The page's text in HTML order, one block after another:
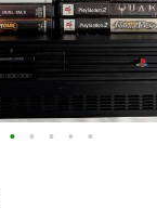
• • • • •